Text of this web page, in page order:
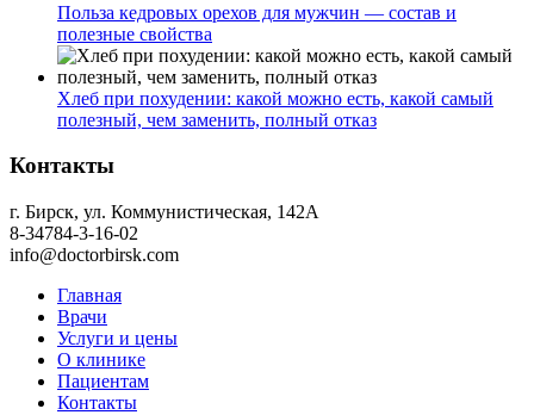
Польза кедровых орехов для мужчин — состав и
полезные свойства
Хлеб при похудении: какой можно есть, какой самый
полезный, чем заменить, полный отказ
Контакты
г. Бирск, ул. Коммунистическая, 142А
8-34784-3-16-02
info@doctorbirsk.com
Главная
Врачи
Услуги и цены
О клинике
Пациентам
Контакты